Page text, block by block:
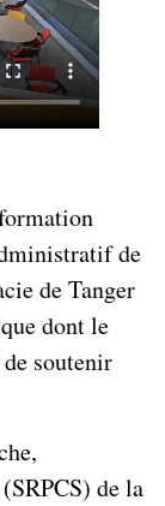
de
de Tanger
dont le
soutenir
de la